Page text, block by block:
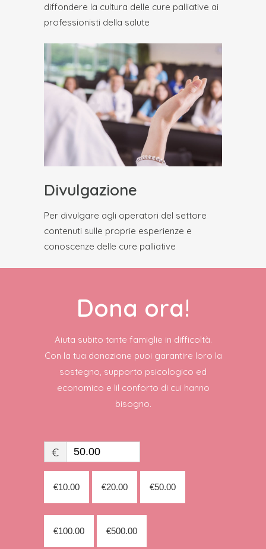
diffondere la cultura delle cure palliative ai
professionisti della salute
Divulgazione
Per divulgare agli operatori del settore
contenuti sulle proprie esperienze e
conoscenze delle cure palliative
Dona ora!
Aiuta subito tante famiglie in difficoltà.
Con la tua donazione puoi garantire loro la
sostegno, supporto psicologico ed
economico e lil conforto di cui hanno
bisogno.
€
€10.00 €20.00 €50.00
€100.00 €500.00